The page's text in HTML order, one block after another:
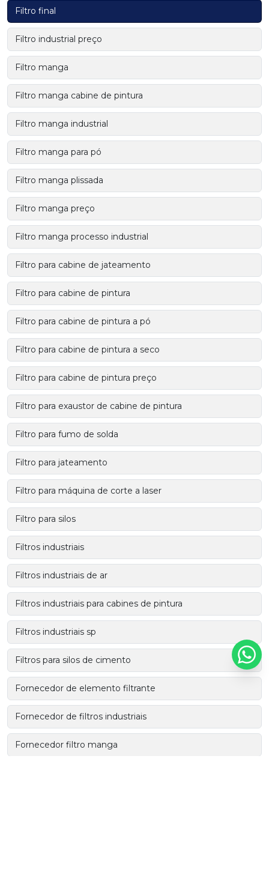
Filtro final
Filtro industrial preço
Filtro manga
Filtro manga cabine de pintura
Filtro manga industrial
Filtro manga para pó
Filtro manga plissada
Filtro manga preço
Filtro manga processo industrial
Filtro para cabine de jateamento
Filtro para cabine de pintura
Filtro para cabine de pintura a pó
Filtro para cabine de pintura a seco
Filtro para cabine de pintura preço
Filtro para exaustor de cabine de pintura
Filtro para fumo de solda
Filtro para jateamento
Filtro para máquina de corte a laser
Filtro para silos
Filtros industriais
Filtros industriais de ar
Filtros industriais para cabines de pintura
Filtros industriais sp
Filtros para silos de cimento
Fornecedor de elemento filtrante
Fornecedor de filtros industriais
Fornecedor filtro manga